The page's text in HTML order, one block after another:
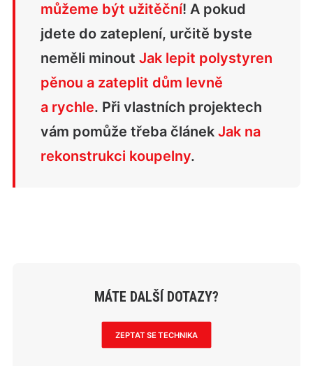
můžeme být užitěční! A pokud
jdete do zateplení, určitě byste
neměli minout Jak lepit polystyren
pěnou a zateplit dům levně
a rychle. Při vlastních projektech
vám pomůže třeba článek Jak na
rekonstrukci koupelny.
MÁTE DALŠÍ DOTAZY?
ZEPTAT SE TECHNIKA